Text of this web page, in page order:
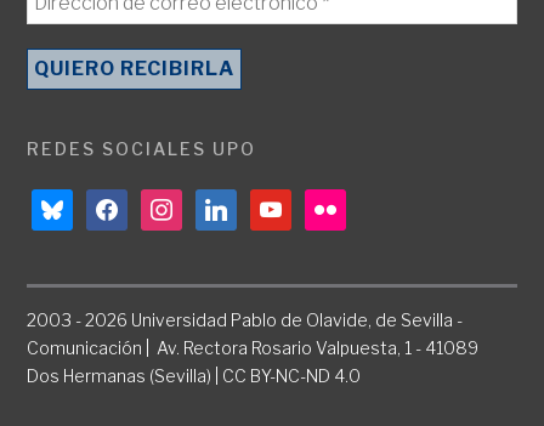
REDES SOCIALES UPO
blueskyfacebookinstagramlinkedinyoutubeflickr
2003 - 2026 Universidad Pablo de Olavide, de Sevilla -
Comunicación | Av. Rectora Rosario Valpuesta, 1 - 41089
Dos Hermanas (Sevilla) | CC BY-NC-ND 4.0